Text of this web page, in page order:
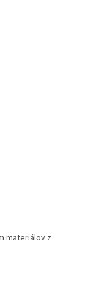
materiálov z